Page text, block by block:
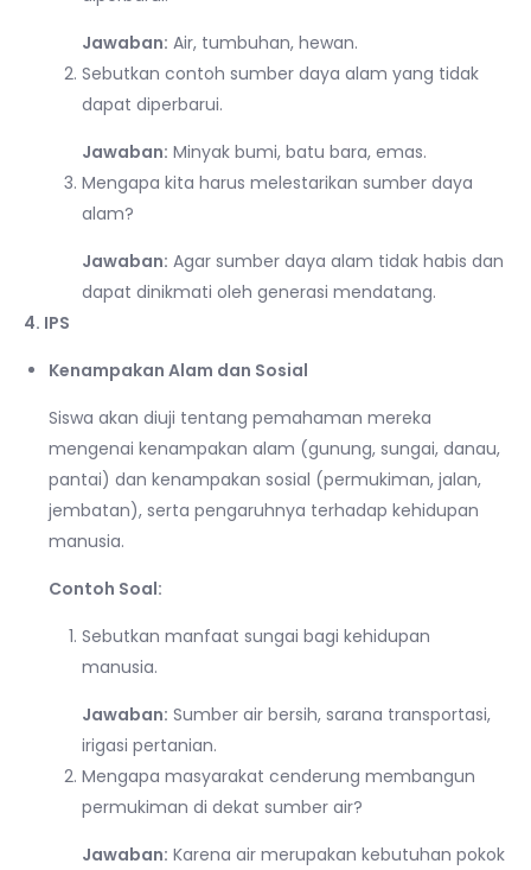
Jawaban: Air, tumbuhan, hewan.
Sebutkan contoh sumber daya alam yang tidak
dapat diperbarui.
Jawaban: Minyak bumi, batu bara, emas.
Mengapa kita harus melestarikan sumber daya
alam?
Jawaban: Agar sumber daya alam tidak habis dan
dapat dinikmati oleh generasi mendatang.
4. IPS
Kenampakan Alam dan Sosial
Siswa akan diuji tentang pemahaman mereka
mengenai kenampakan alam (gunung, sungai, danau,
pantai) dan kenampakan sosial (permukiman, jalan,
jembatan), serta pengaruhnya terhadap kehidupan
manusia.
Contoh Soal:
Sebutkan manfaat sungai bagi kehidupan
manusia.
Jawaban: Sumber air bersih, sarana transportasi,
irigasi pertanian.
Mengapa masyarakat cenderung membangun
permukiman di dekat sumber air?
Jawaban: Karena air merupakan kebutuhan pokok